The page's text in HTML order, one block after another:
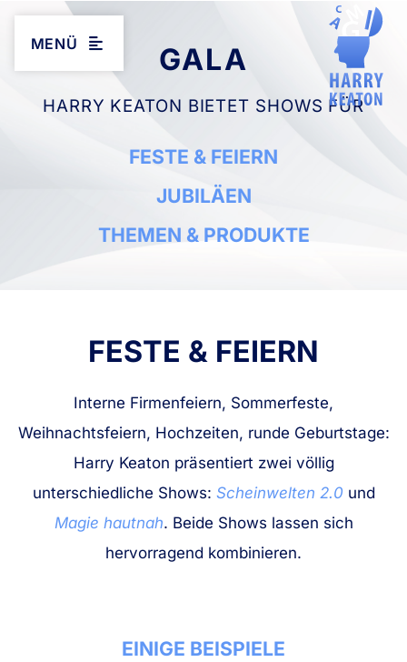
MENÜ GALA
HARRY KEATON BIETET SHOWS FÜR
FESTE & FEIERN
JUBILÄEN
THEMEN & PRODUKTE
FESTE & FEIERN
Interne Firmenfeiern, Sommerfeste,
Weihnachtsfeiern, Hochzeiten, runde Geburtstage:
Harry Keaton präsentiert zwei völlig
unterschiedliche Shows: Scheinwelten 2.0 und
Magie hautnah. Beide Shows lassen sich
hervorragend kombinieren.
EINIGE BEISPIELE